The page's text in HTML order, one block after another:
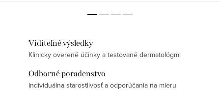
Viditeľné výsledky
Klinicky overené účinky a testované dermatológmi
Odborné poradenstvo
Individuálna starostlivosť a odporúčania na mieru